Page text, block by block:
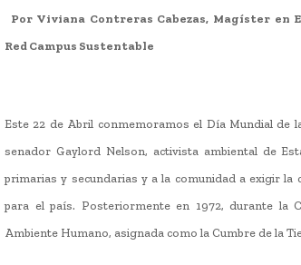
Por Viviana Contreras Cabezas, Magíster en
Red Campus Sustentable
Este 22 de Abril conmemoramos el Día Mundial de
senador Gaylord Nelson, activista ambiental de
primarias y secundarias y a la comunidad a exigir
para el país. Posteriormente en 1972, durante la
Ambiente Humano, asignada como la Cumbre de la